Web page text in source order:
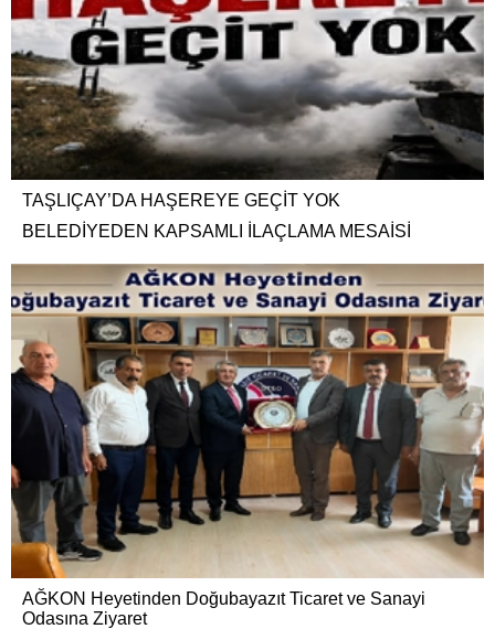
TAŞLIÇAY’DA HAŞEREYE GEÇİT YOK
BELEDİYEDEN KAPSAMLI İLAÇLAMA MESAİSİ
AĞKON Heyetinden Doğubayazıt Ticaret ve Sanayi
Odasına Ziyaret